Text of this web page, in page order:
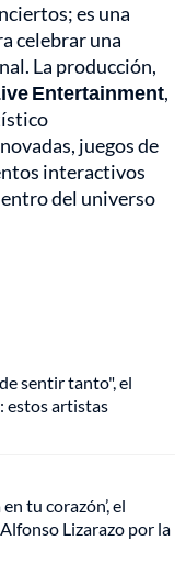
es una
celebrar una
La producción,
Entertainment,
juegos de
interactivos
del universo
sentir tanto", el
estos artistas
tu corazón’, el
Lizarazo por la